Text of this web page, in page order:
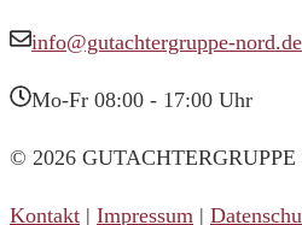
info@gutachtergruppe-nord.de
Mo-Fr 08:00 - 17:00 Uhr
© 2026
Kontakt | Impressum |